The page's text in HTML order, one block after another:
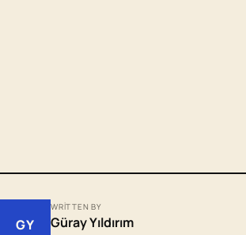
GY
WRITTEN BY
Güray Yıldırım